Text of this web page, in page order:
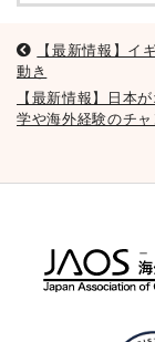
【最新情報】イ
動き
【最新情報】日本
学や海外経験のチ